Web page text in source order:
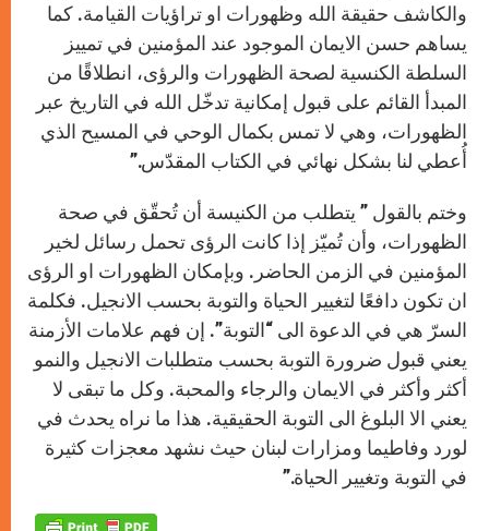
والكاشف حقيقة الله وظهورات او تراؤيات القيامة. كما
يساهم حسن الايمان الموجود عند المؤمنين في تمييز
السلطة الكنسية لصحة الظهورات والرؤى، انطلاقًا من
المبدأ القائم على قبول إمكانية تدخّل الله في التاريخ عبر
الظهورات، وهي لا تمس بكمال الوحي في المسيح الذي
أُعطي لنا بشكل نهائي في الكتاب المقدّس.”
وختم بالقول ” يتطلب من الكنيسة أن تُحقّق في صحة
الظهورات، وأن تُميّز إذا كانت الرؤى تحمل رسائل لخير
المؤمنين في الزمن الحاضر. وبإمكان الظهورات او الرؤى
ان تكون دافعًا لتغيير الحياة والتوبة بحسب الانجيل. فكلمة
السرّ هي في الدعوة الى “التوبة”. إن فهم علامات الأزمنة
يعني قبول ضرورة التوبة بحسب متطلبات الانجيل والنمو
أكثر وأكثر في الايمان والرجاء والمحبة. وكل ما تبقى لا
يعني الا البلوغ الى التوبة الحقيقية. هذا ما نراه يحدث في
لورد وفاطيما ومزارات لبنان حيث نشهد معجزات كثيرة
في التوبة وتغيير الحياة.”